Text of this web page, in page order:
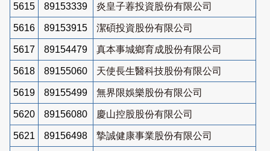
5615 89153339 炎皇子萶投資股份有限公司
5616 89153915 潔碩投資股份有限公司
5617 89154479 真本事城鄉育成股份有限公司
5618 89155060 天使長生醫科技股份有限公司
5619 89155499 無界限娛樂股份有限公司
5620 89156080 慶山控股股份有限公司
5621 89156498 摯誠健康事業股份有限公司